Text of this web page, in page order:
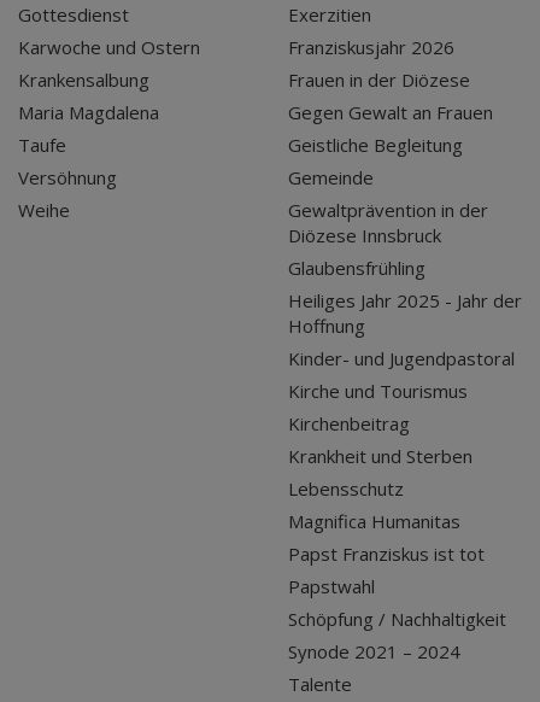
Gottesdienst
Karwoche und Ostern
Krankensalbung
Maria Magdalena
Taufe
Versöhnung
Weihe
Exerzitien
Franziskusjahr 2026
Frauen in der Diözese
Gegen Gewalt an Frauen
Geistliche Begleitung
Gemeinde
Gewaltprävention in der
Diözese Innsbruck
Glaubensfrühling
Heiliges Jahr 2025 - Jahr der
Hoffnung
Kinder- und Jugendpastoral
Kirche und Tourismus
Kirchenbeitrag
Krankheit und Sterben
Lebensschutz
Magnifica Humanitas
Papst Franziskus ist tot
Papstwahl
Schöpfung / Nachhaltigkeit
Synode 2021 – 2024
Talente